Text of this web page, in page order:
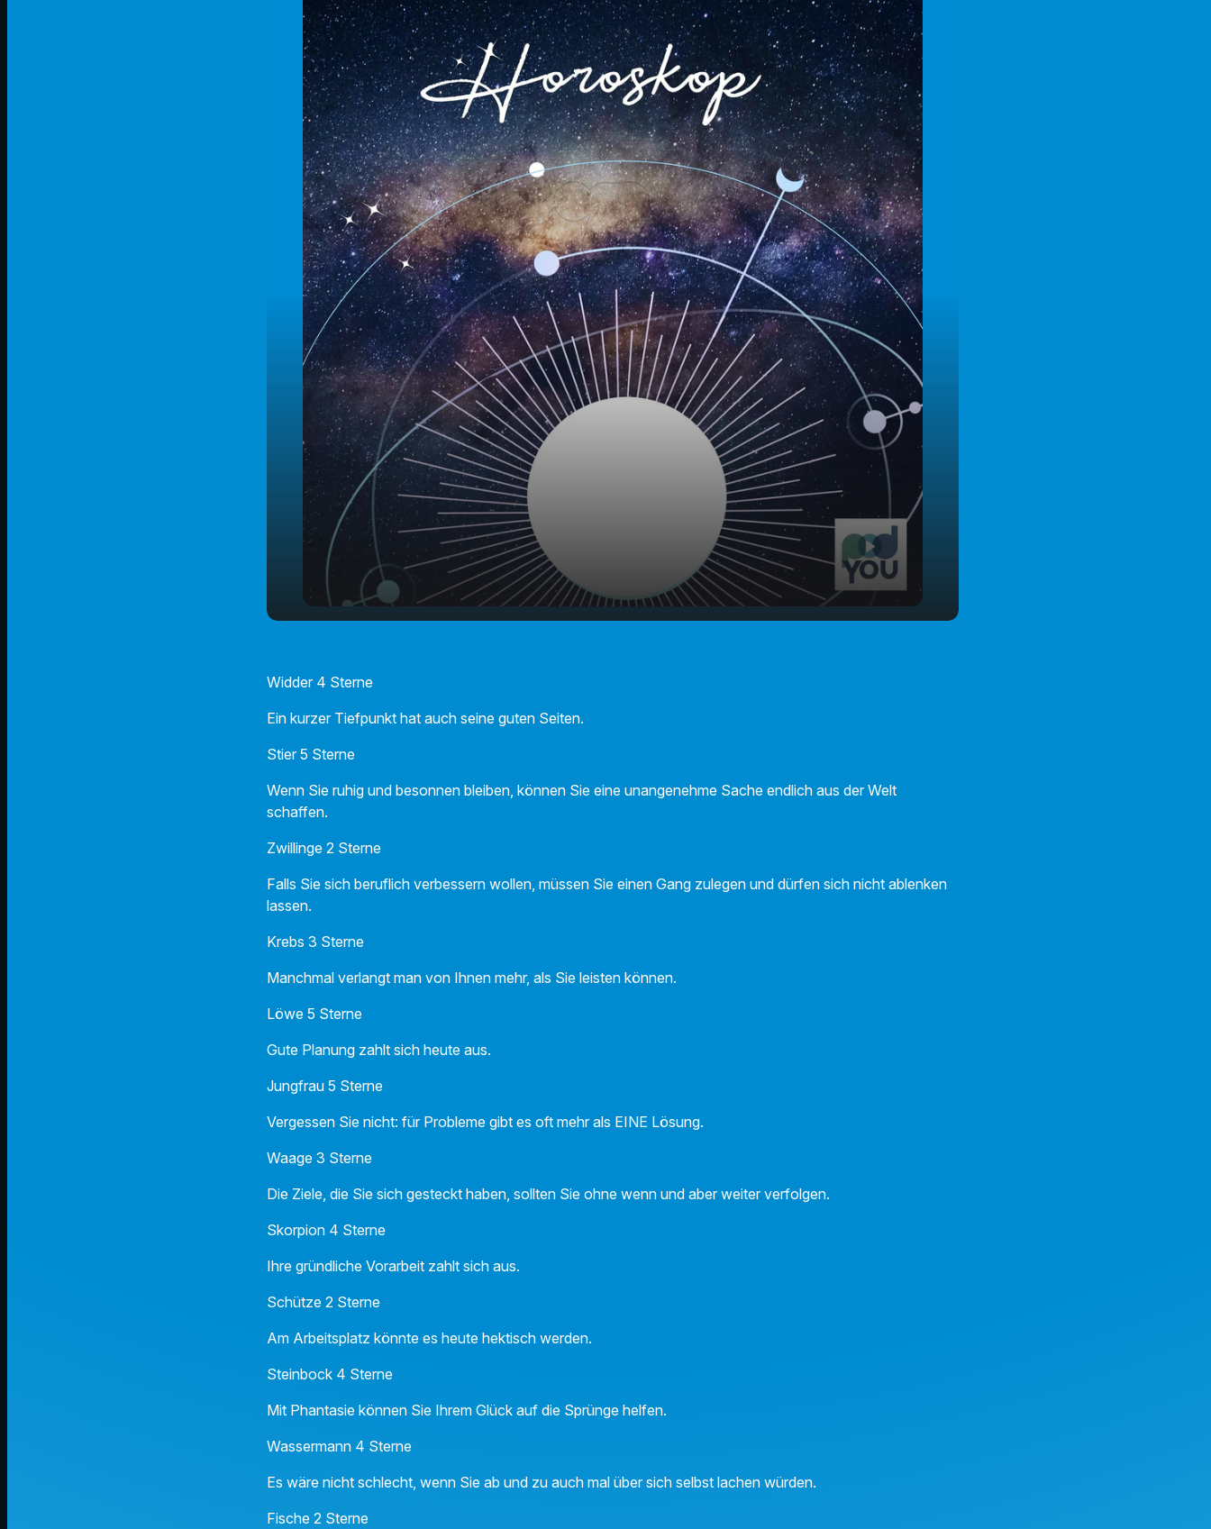
Widder 4 Sterne
Ein kurzer Tiefpunkt hat auch seine guten Seiten.
Stier 5 Sterne
Wenn Sie ruhig und besonnen bleiben, können Sie eine unangenehme Sache endlich aus der Welt
schaffen.
Zwillinge 2 Sterne
Falls Sie sich beruflich verbessern wollen, müssen Sie einen Gang zulegen und dürfen sich nicht ablenken
lassen.
Krebs 3 Sterne
Manchmal verlangt man von Ihnen mehr, als Sie leisten können.
Löwe 5 Sterne
Gute Planung zahlt sich heute aus.
Jungfrau 5 Sterne
Vergessen Sie nicht: für Probleme gibt es oft mehr als EINE Lösung.
Waage 3 Sterne
Die Ziele, die Sie sich gesteckt haben, sollten Sie ohne wenn und aber weiter verfolgen.
Skorpion 4 Sterne
Ihre gründliche Vorarbeit zahlt sich aus.
Schütze 2 Sterne
Am Arbeitsplatz könnte es heute hektisch werden.
Steinbock 4 Sterne
Mit Phantasie können Sie Ihrem Glück auf die Sprünge helfen.
Wassermann 4 Sterne
Es wäre nicht schlecht, wenn Sie ab und zu auch mal über sich selbst lachen würden.
Fische 2 Sterne